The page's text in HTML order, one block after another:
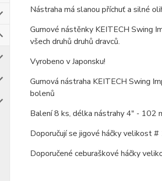
Nástraha má slanou příchuť a silné
Gumové nástěnky KEITECH Swing
všech druhů druhů dravců.
Vyrobeno v Japonsku!
Gumová nástraha KEITECH Swing
bolenů
Balení 8 ks, délka nástrahy 4" - 102
Doporučují se jigové háčky velikost
Doporučené ceburaškové háčky